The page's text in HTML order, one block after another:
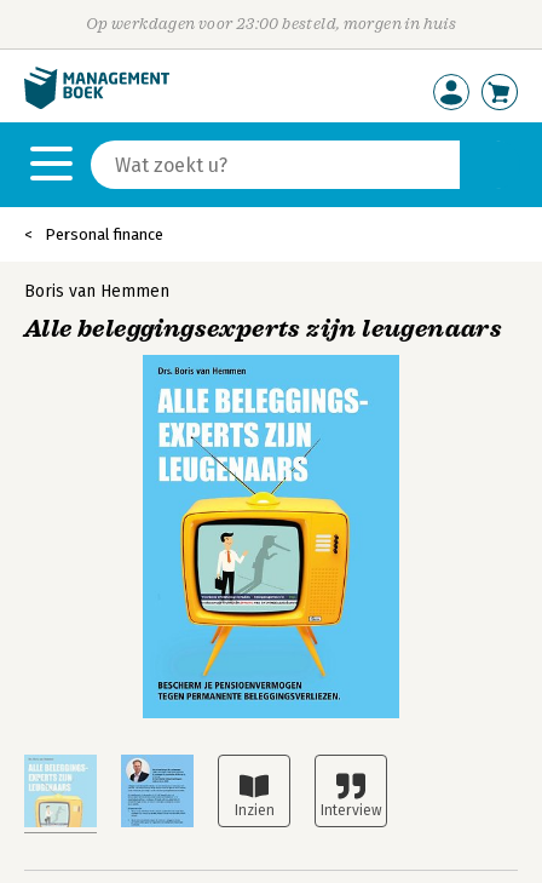
Op werkdagen voor 23:00 besteld, morgen in huis
Personal finance
Boris van Hemmen
Alle beleggingsexperts zijn leugenaars